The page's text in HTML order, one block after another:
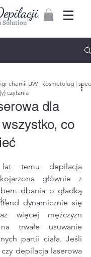
Zaloguj
dla
co
chemii UW | kosmetolog |
czytania
z 5 gwiazdek.
temu depilacja
głównie z
dbania o gładką
dynamicznie się
więcej mężczyzn
trwałe usuwanie
partii ciała. Jeśli
czy depilacja laserowa